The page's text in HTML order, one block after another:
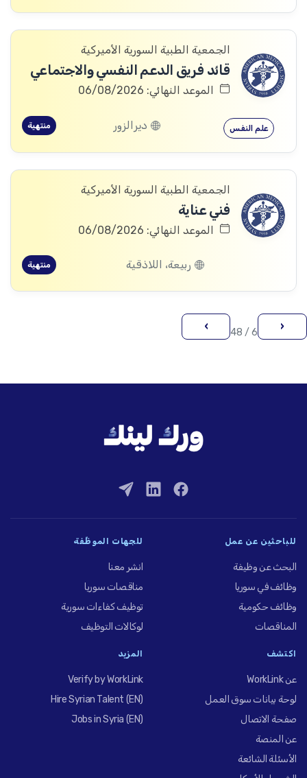
الجمعية الطبية السورية الأميركية
قائد فريق الدعم النفسي والاجتماعي
الموعد النهائي: 06/08/2026
علم النفس ديرالزور منتهية
الجمعية الطبية السورية الأميركية
فني عناية
الموعد النهائي: 06/08/2026
ربيعة، اللاذقية منتهية
‹
6 / 48
›
للباحثين عن عمل
البحث عن وظيفة
وظائف في سوريا
وظائف حكومية
المناقصات
للجهات الموظِّفة
انشر معنا
مناقصات سوريا
توظيف كفاءات سورية
لوكالات التوظيف
اكتشف
عن WorkLink
لوحة بيانات سوق العمل
صفحة الاتصال
عن المنصة
الأسئلة الشائعة
المزيد
Verify by WorkLink
Hire Syrian Talent (EN)
Jobs in Syria (EN)